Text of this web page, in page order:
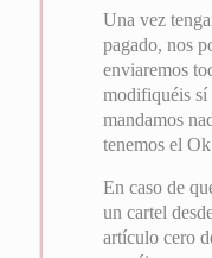
Una vez
pagado, nos
enviaremos
modifiquéis sí
mandamos
tenemos el
En caso de
un cartel
artículo cero